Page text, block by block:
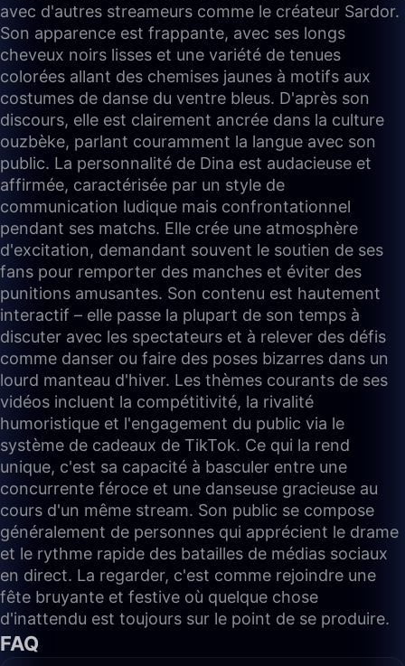
avec d'autres streameurs comme le créateur Sardor.
Son apparence est frappante, avec ses longs
cheveux noirs lisses et une variété de tenues
colorées allant des chemises jaunes à motifs aux
costumes de danse du ventre bleus. D'après son
discours, elle est clairement ancrée dans la culture
ouzbèke, parlant couramment la langue avec son
public. La personnalité de Dina est audacieuse et
affirmée, caractérisée par un style de
communication ludique mais confrontationnel
pendant ses matchs. Elle crée une atmosphère
d'excitation, demandant souvent le soutien de ses
fans pour remporter des manches et éviter des
punitions amusantes. Son contenu est hautement
interactif – elle passe la plupart de son temps à
discuter avec les spectateurs et à relever des défis
comme danser ou faire des poses bizarres dans un
lourd manteau d'hiver. Les thèmes courants de ses
vidéos incluent la compétitivité, la rivalité
humoristique et l'engagement du public via le
système de cadeaux de TikTok. Ce qui la rend
unique, c'est sa capacité à basculer entre une
concurrente féroce et une danseuse gracieuse au
cours d'un même stream. Son public se compose
généralement de personnes qui apprécient le drame
et le rythme rapide des batailles de médias sociaux
en direct. La regarder, c'est comme rejoindre une
fête bruyante et festive où quelque chose
d'inattendu est toujours sur le point de se produire.
FAQ